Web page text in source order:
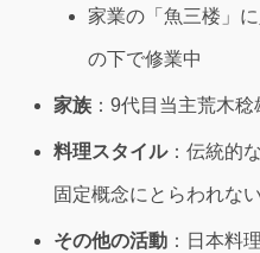
家業の「魚三楼」
の下で修業中
家族 ：9代目当主荒木
料理スタイル：伝統的
固定概念にとらわれな
その他の活動 ：日本料